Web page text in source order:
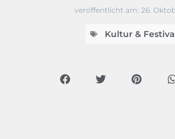
veröffentlicht am: 26.
Kultur &